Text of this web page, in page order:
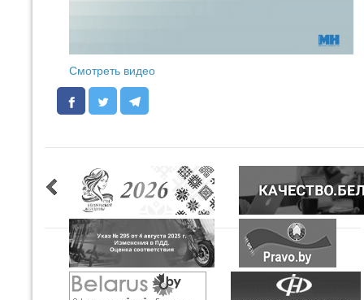
Смотреть видео